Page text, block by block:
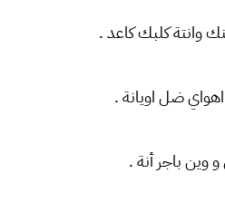
وانتة كلبك كاعد .
ضل اويانة .
و وين باجر أنة .